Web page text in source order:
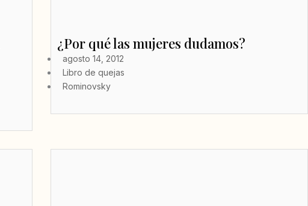
¿Por qué las mujeres dudamos?
agosto 14, 2012
Libro de quejas
Rominovsky